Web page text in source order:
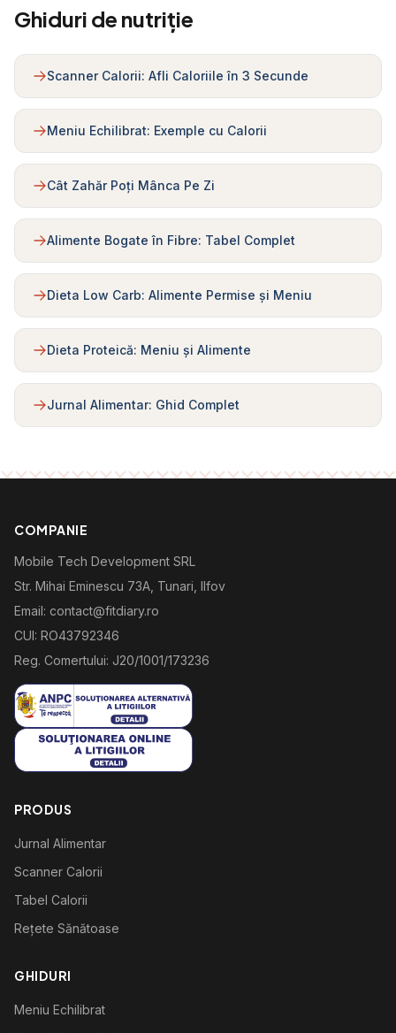
Ghiduri de nutriție
Scanner Calorii: Afli Caloriile în 3 Secunde
Meniu Echilibrat: Exemple cu Calorii
Cât Zahăr Poți Mânca Pe Zi
Alimente Bogate în Fibre: Tabel Complet
Dieta Low Carb: Alimente Permise și Meniu
Dieta Proteică: Meniu și Alimente
Jurnal Alimentar: Ghid Complet
COMPANIE
Mobile Tech Development SRL
Str. Mihai Eminescu 73A, Tunari, Ilfov
Email: contact@fitdiary.ro
CUI: RO43792346
Reg. Comertului: J20/1001/173236
PRODUS
Jurnal Alimentar
Scanner Calorii
Tabel Calorii
Rețete Sănătoase
GHIDURI
Meniu Echilibrat